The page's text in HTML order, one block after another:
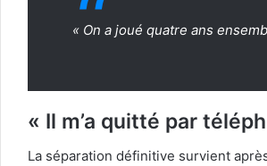
« On a joué quatre ans
« Il m’a quitté par
La séparation définitive survient